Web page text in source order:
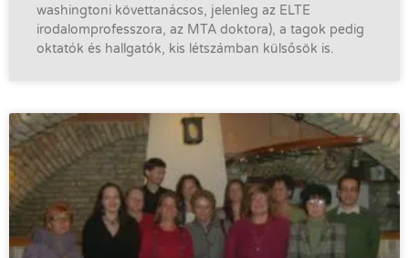
washingtoni követtanácsos, jelenleg az ELTE
irodalomprofesszora, az MTA doktora), a tagok pedig
oktatók és hallgatók, kis létszámban külsősök is.